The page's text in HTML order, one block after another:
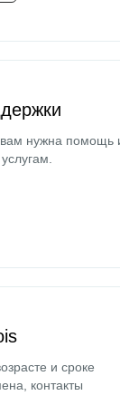
нужна помощь
и сроке
контакты